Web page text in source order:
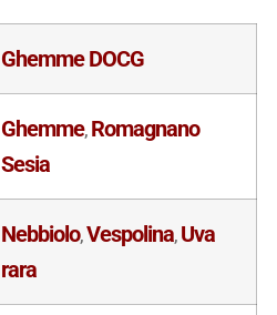
Ghemme DOCG
Ghemme,Romagnano
Sesia
Nebbiolo,Vespolina,Uva
rara